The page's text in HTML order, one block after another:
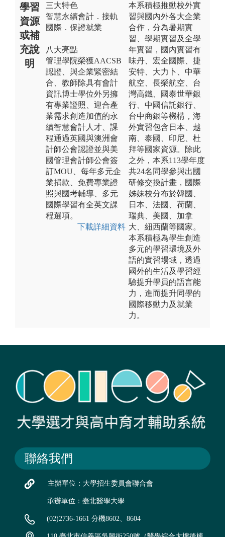
學習
資源
或補
充說
明
三大特色
智慧永續會計．接軌
國際．保證就業
八大亮點
管理學院榮獲AACSB
認證、與企業緊密結
合、教師除具有會計
資訊博士學位外另擁
有專業證照、迎合產
業需求創造加值的永
續智慧會計人才、課
程通過英國與澳洲會
計師公會認證並與美
國管理會計師公會簽
訂MOU、每年多元企
業捐款、免費專業證
照與國考輔導、多元
國際學習有全英文課
程選項。
下載詳細資料
本系積極推動校外實
習與國內外各大企業
合作，分為暑期實
習、學期實習及全學
年實習，國內實習有
味丹、宏全國際、捷
安特、大力卜、中華
航空、長榮航空、台
灣高鐵、國泰世華銀
行、中國信託銀行、
台中商銀等機構，海
外實習包含日本、越
南、泰國、印尼、杜
拜等國家資源。除此
之外，本系113學年度
共24名同學參與出國
研修交換計畫，國際
姊妹校分布於韓國、
日本、法國、荷蘭、
瑞典、美國、加拿
大、紐西蘭等國家。
本系積極為學生創造
多元的學習環境及外
語的實習場域，透過
國外的生活及學習經
驗提升學員的語言能
力，進而提升同學的
國際移動力及就業
力。
聯絡我們
主辦單位：大學招生委員會聯合會
承辦單位：臺北醫學大學
(02)2736-1661 分機8602、8604